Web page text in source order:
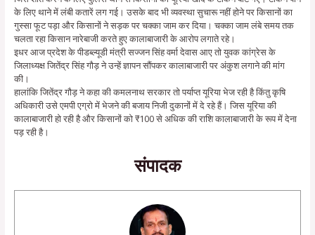
के लिए थाने में लंबी कतारें लग गई। उसके बाद भी व्यवस्था सुचारू नहीं होने पर किसानों का
गुस्सा फूट पड़ा और किसानों ने सड़क पर चक्का जाम कर दिया। चक्का जाम लंबे समय तक
चलता रहा किसान नारेबाजी करते हुए कालाबाजारी के आरोप लगाते रहे।
इधर आज प्रदेश के पीडब्ल्यूडी मंत्री सज्जन सिंह वर्मा देवास आए तो युवक कांग्रेस के
जिलाध्यक्ष जितेंद्र सिंह गौड़ ने उन्हें ज्ञापन सौंपकर कालाबाजारी पर अंकुश लगाने की मांग
की।
हालांकि जितेंद्र गौड़ ने कहा की कमलनाथ सरकार तो पर्याप्त यूरिया भेज रही है किंतु कृषि
अधिकारी उसे एमपी एग्रो में भेजने की बजाय निजी दुकानों में दे रहे हैं। जिस यूरिया की
कालाबाजारी हो रही है और किसानों को ₹100 से अधिक की राशि कालाबाजारी के रूप में देना
पड़ रही है।
संपादक